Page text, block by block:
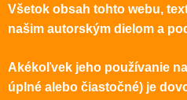
Všetok obsah tohto webu,
našim autorským dielom a
Akékoľvek jeho používanie
úplné alebo čiastočné) je